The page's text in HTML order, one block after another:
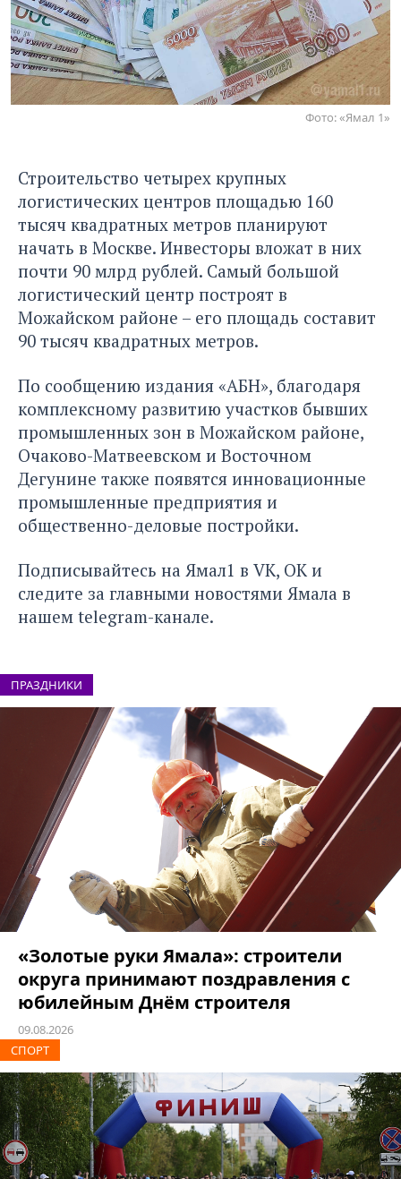
Фото: «Ямал 1»
Строительство четырех крупных
логистических центров площадью 160
тысяч квадратных метров планируют
начать в Москве. Инвесторы вложат в них
почти 90 млрд рублей. Самый большой
логистический центр построят в
Можайском районе – его площадь составит
90 тысяч квадратных метров.
По сообщению издания «АБН», благодаря
комплексному развитию участков бывших
промышленных зон в Можайском районе,
Очаково-Матвеевском и Восточном
Дегунине также появятся инновационные
промышленные предприятия и
общественно-деловые постройки.
Подписывайтесь на Ямал1 в VK, ОК и
следите за главными новостями Ямала в
нашем telegram-канале.
ПРАЗДНИКИ
«Золотые руки Ямала»: строители
округа принимают поздравления с
юбилейным Днём строителя
09.08.2026
СПОРТ